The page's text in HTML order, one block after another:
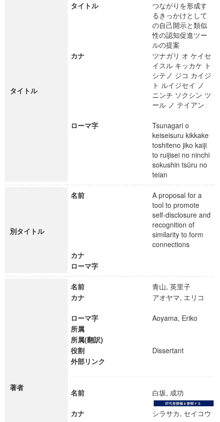
タイトル
タイトル
つながりを形成す
るきっかけとして
の自己開示と類似
性の認知促進ツー
ルの提案
カナ
ツナガリ オ ケイセ
イスル キッカケ ト
シテノ ジコ カイジ
ト ルイジセイ ノ
ニンチ ソクシン ツ
ール ノ テイアン
ローマ字
Tsunagari o
keiseisuru kikkake
toshiteno jiko kaiji
to ruijisei no ninchi
sokushin tsūru no
teian
別タイトル
名前
A proposal for a
tool to promote
self-disclosure and
recognition of
similarity to form
connections
カナ
ローマ字
著者
名前
青山, 英里子
カナ
アオヤマ, エリコ
ローマ字
Aoyama, Eriko
所属
所属(翻訳)
役割
Dissertant
外部リンク
名前 白坂, 成功
カナ シラサカ, セイコウ